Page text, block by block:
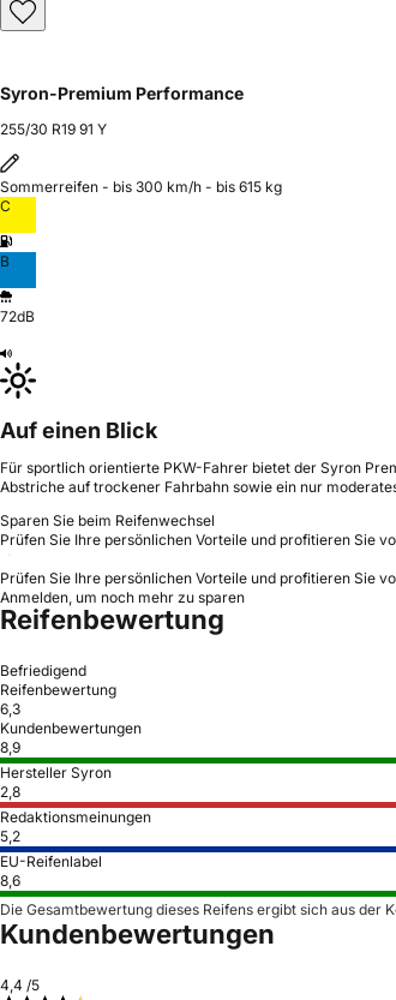
Syron-Premium Performance
255/30 R19 91 Y
Sommerreifen - bis 300 km/h - bis 615 kg
C
B
72dB
Auf einen Blick
Für sportlich orientierte PKW-Fahrer bietet der Syron
Abstriche auf trockener Fahrbahn sowie ein nur
Sparen Sie beim Reifenwechsel
Prüfen Sie Ihre persönlichen Vorteile und profitieren Sie
Prüfen Sie Ihre persönlichen Vorteile und profitieren Sie
Anmelden, um noch mehr zu sparen
Reifenbewertung
Befriedigend
Reifenbewertung
6,3
Kundenbewertungen
8,9
Hersteller Syron
2,8
Redaktionsmeinungen
5,2
EU-Reifenlabel
8,6
Die Gesamtbewertung dieses Reifens ergibt sich aus der
Kundenbewertungen
4,4 /5